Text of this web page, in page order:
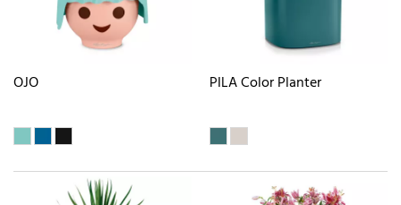
OJO PILA Color Planter